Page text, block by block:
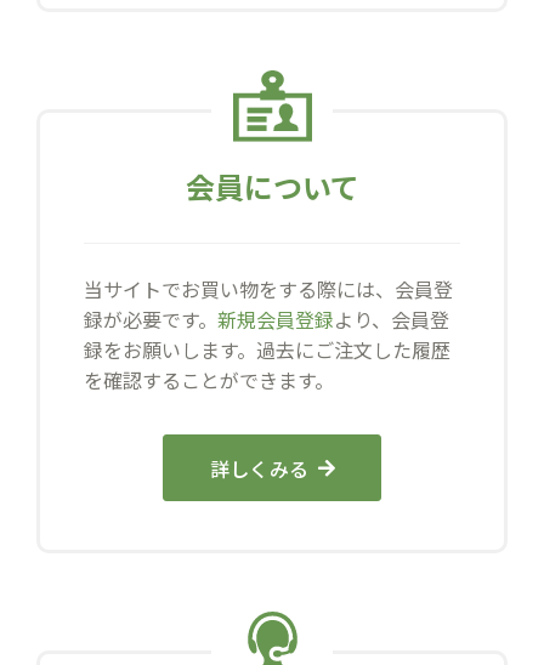
会員について
当サイトでお買い物をする際には、会員登
録が必要です。 新規会員登録より、会員登
録をお願いします。過去にご注文した履歴
を確認することができます。
詳しくみる